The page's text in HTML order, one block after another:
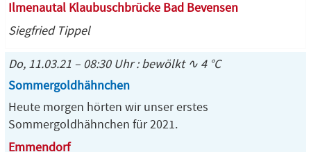
Ilmenautal Klaubuschbrücke Bad Bevensen
Siegfried Tippel
Do, 11.03.21 – 08:30 Uhr : bewölkt ∿ 4 °C
Sommergoldhähnchen
Heute morgen hörten wir unser erstes
Sommergoldhähnchen für 2021.
Emmendorf